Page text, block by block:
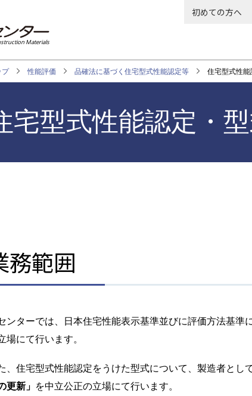
Materials
初めての方へ
プ 性能評価 品確法に基づく住宅型式性能認定等 住宅型式性
宅型式性能認定・
務範囲
ンターでは、日本住宅性能表示基準並びに評価方法基準
場にて行います。
、住宅型式性能認定をうけた型式について、製造者とし
更新」 を中立公正の立場にて行います。